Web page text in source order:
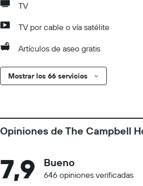
TV
TV por cable o vía satélite
Artículos de aseo gratis
Mostrar los 66 servicios
Opiniones de The Campbell
7,9 Bueno
646 opiniones verificadas